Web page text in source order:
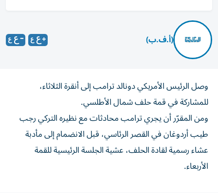
(أ.ف.ب)
وصل الرئيس الأمريكي دونالد ترامب إلى أنقرة الثلاثاء،
للمشاركة في قمة حلف شمال الأطلسي.
ومن المقرّر أن يجري ترامب محادثات مع نظيره التركي رجب
طيب أردوغان في القصر الرئاسي، قبل الانضمام إلى مأدبة
عشاء رسمية لقادة الحلف، عشية الجلسة الرئيسية للقمة
الأربعاء.